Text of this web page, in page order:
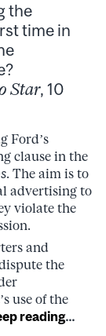
the
time in
Star, 10
Ford’s
clause in the
. The aim is to
advertising to
violate the
and
the
use of the
reading…